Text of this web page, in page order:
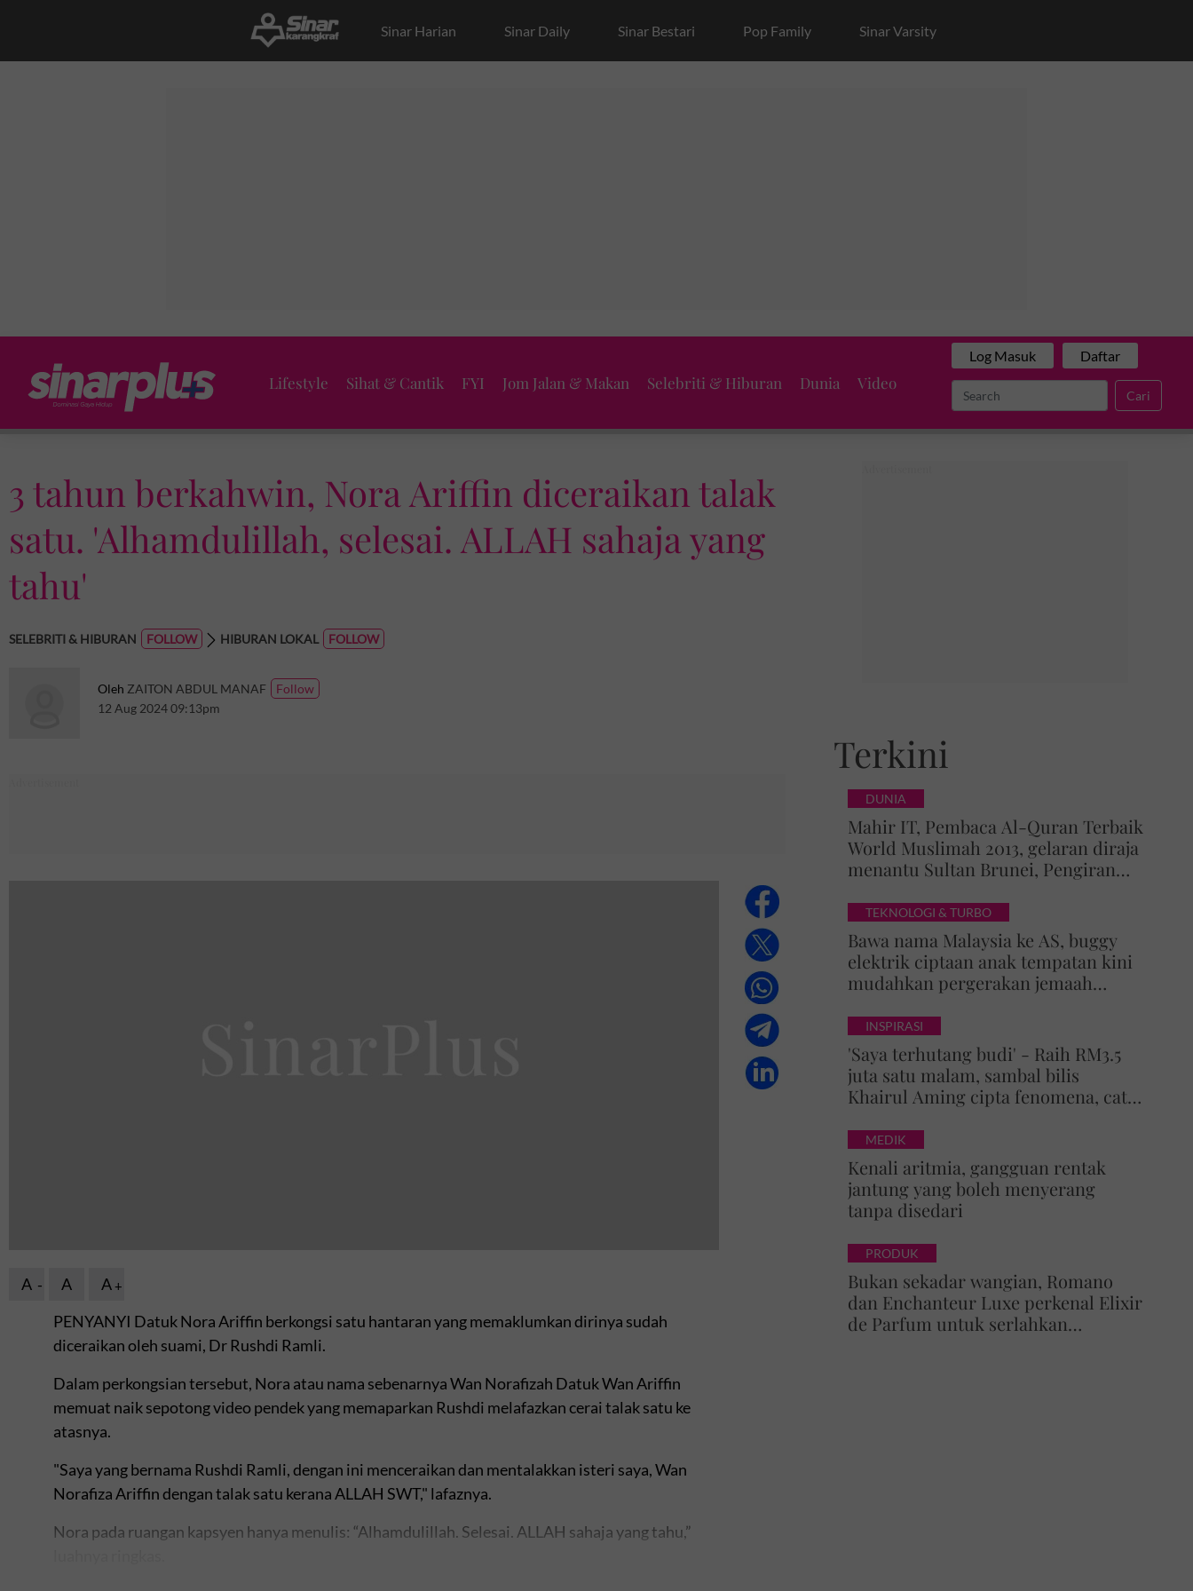
Sinar Harian Sinar Daily Sinar Bestari Pop Family Sinar Varsity
Lifestyle Sihat & Cantik FYI Jom Jalan & Makan Selebriti & Hiburan Dunia Video
Log Masuk Daftar
Cari
3 tahun berkahwin, Nora Ariffin diceraikan talak
satu. 'Alhamdulillah, selesai. ALLAH sahaja yang
tahu'
SELEBRITI & HIBURAN HIBURAN LOKAL
Oleh ZAITON ABDUL MANAF
12 Aug 2024 09:13pm
A A
A
PENYANYI Datuk Nora Ariffin berkongsi satu hantaran yang memaklumkan dirinya sudah
diceraikan oleh suami, Dr Rushdi Ramli.
Dalam perkongsian tersebut, Nora atau nama sebenarnya Wan Norafizah Datuk Wan Ariffin
memuat naik sepotong video pendek yang memaparkan Rushdi melafazkan cerai talak satu ke
atasnya.
"Saya yang bernama Rushdi Ramli, dengan ini menceraikan dan mentalakkan isteri saya, Wan
Norafiza Ariffin dengan talak satu kerana ALLAH SWT," lafaznya.
Nora pada ruangan kapsyen hanya menulis: “Alhamdulillah. Selesai. ALLAH sahaja yang tahu,”
Terkini
DUNIA
Mahir IT, Pembaca Al-Quran Terbaik
World Muslimah 2013, gelaran diraja
menantu Sultan Brunei, Pengiran
merta
TEKNOLOGI & TURBO
Bawa nama Malaysia ke AS, buggy
elektrik ciptaan anak tempatan kini
mudahkan pergerakan jemaah
INSPIRASI
'Saya terhutang budi' - Raih RM3.5
juta satu malam, sambal bilis
Khairul Aming cipta fenomena, catat
MEDIK
Kenali aritmia, gangguan rentak
jantung yang boleh menyerang
tanpa disedari
PRODUK
Bukan sekadar wangian, Romano
dan Enchanteur Luxe perkenal Elixir
de Parfum untuk serlahkan